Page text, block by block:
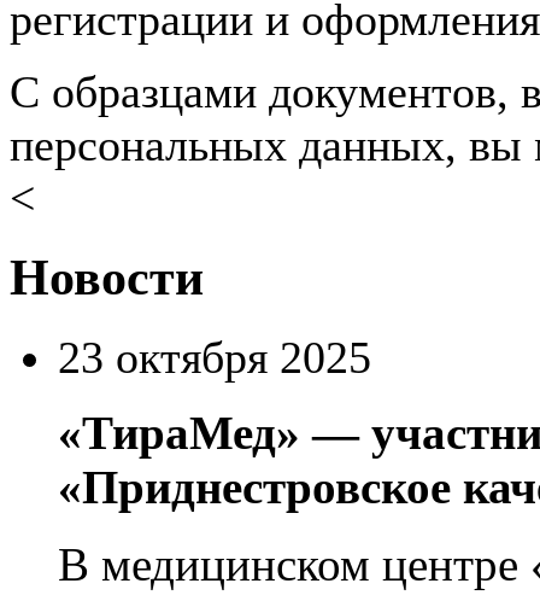
регистрации и
С образцами документов,
персональных данных, вы
<
Новости
23 октября 2025
«ТираМед» —
«Приднестровское
В медицинском